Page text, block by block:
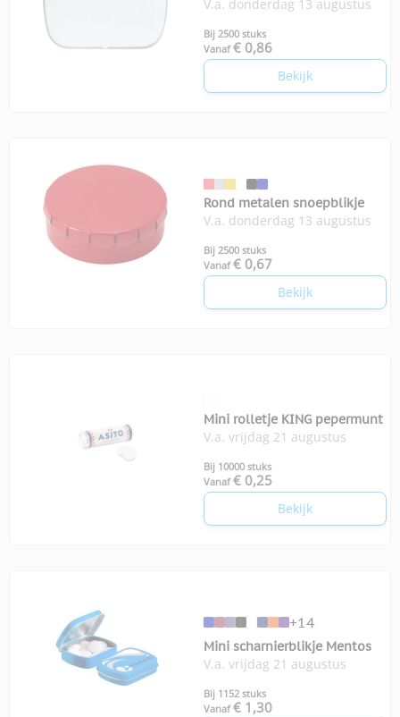
100 suikervrije mintjes
V.a. donderdag 13 augustus
Bij 2500 stuks
Vanaf € 0,86
Bekijk
Rond metalen snoepblikje
V.a. donderdag 13 augustus
Bij 2500 stuks
Vanaf € 0,67
Bekijk
Mini rolletje KING pepermunt
V.a. vrijdag 21 augustus
Bij 10000 stuks
Vanaf € 0,25
Bekijk
+14
Mini scharnierblikje Mentos
V.a. vrijdag 21 augustus
Bij 1152 stuks
Vanaf € 1,30